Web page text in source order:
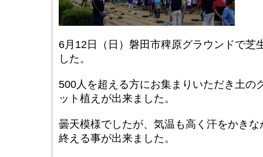
6月12日（日）磐田市稗原グラウンドで芝
した。
500人を超える方にお集まりいただき土の
ット植えが出来ました。
曇天模様でしたが、気温も高く汗をかき
終える事が出来ました。